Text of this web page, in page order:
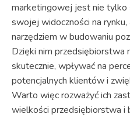
marketingowej jest nie tylko
swojej widoczności na
narzędziem w budowaniu
Dzięki nim przedsiębiorstwa
skutecznie, wpływać na
potencjalnych klientów i
Warto więc rozważyć ich
wielkości przedsiębiorstwa i